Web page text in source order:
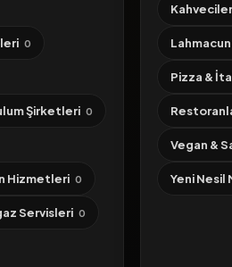
0
Şirketleri 0
Hizmetleri 0
Servisleri 0
Kahveciler
Pizza &
Vegan &
Yeni Nesil